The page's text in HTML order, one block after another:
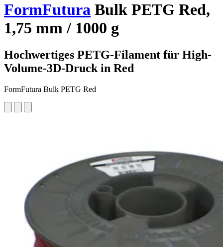
FormFutura Bulk PETG Red,
1,75 mm / 1000 g
Hochwertiges PETG-Filament für High-
Volume-3D-Druck in Red
FormFutura Bulk PETG Red